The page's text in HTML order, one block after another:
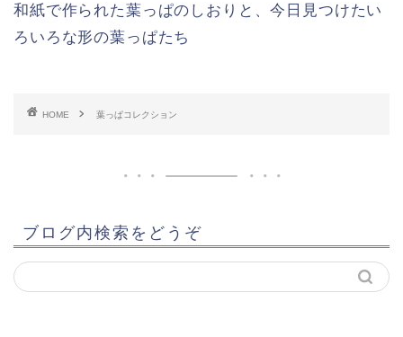
和紙で作られた葉っぱのしおりと、今日見つけたい
ろいろな形の葉っぱたち
HOME 葉っぱコレクション
ブログ内検索をどうぞ